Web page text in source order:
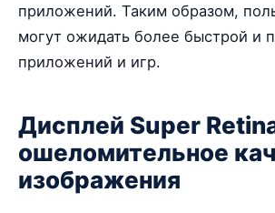
приложений. Таким образом,
могут ожидать более быстрой и
приложений и игр.
Дисплей Super
ошеломительное
изображения